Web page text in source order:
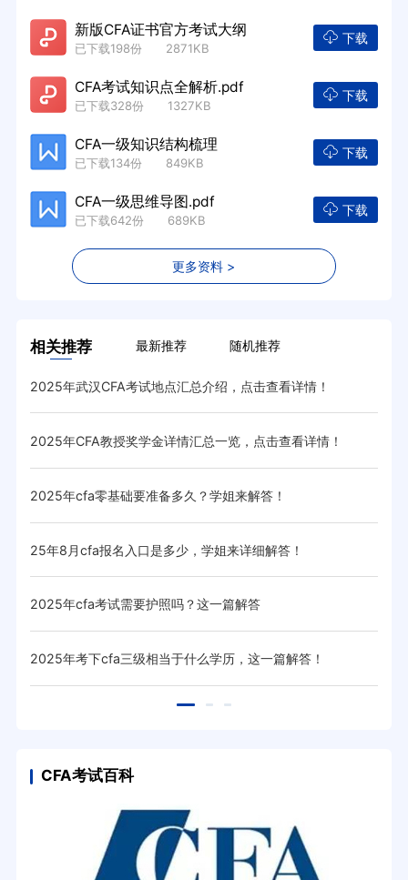
新版CFA证书官方考试大纲
已下载198份 2871KB
下载
CFA考试知识点全解析.pdf
已下载328份 1327KB
下载
CFA一级知识结构梳理
已下载134份 849KB
下载
CFA一级思维导图.pdf
已下载642份 689KB
下载
更多资料 >
相关推荐 最新推荐 随机推荐
2025年武汉CFA考试地点汇总介绍，点击查看详情！
2025年CFA教授奖学金详情汇总一览，点击查看详情！
2025年cfa零基础要准备多久？学姐来解答！
25年8月cfa报名入口是多少，学姐来详细解答！
2025年cfa考试需要护照吗？这一篇解答
2025年考下cfa三级相当于什么学历，这一篇解答！
CFA考试百科